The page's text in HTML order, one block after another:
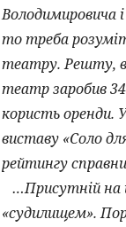
Володимировича
то треба
театру. Решту, в
театр заробив
користь оренди.
виставу «Соло
рейтингу
…Присутній на
«судилищем».